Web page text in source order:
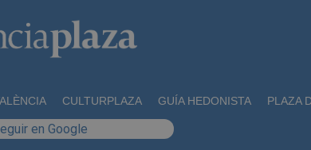
CULTURPLAZA GUÍA HEDONISTA PLAZA
en Google